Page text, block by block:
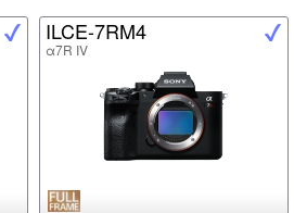
ILCE-7RM4
α7R IV